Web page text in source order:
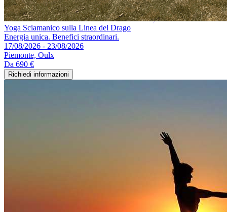
Yoga Sciamanico sulla Linea del Drago
Energia unica. Benefici straordinari.
17/08/2026 - 23/08/2026
Piemonte, Oulx
Da 690 €
Richiedi informazioni